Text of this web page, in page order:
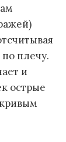
плечу.
и
острые